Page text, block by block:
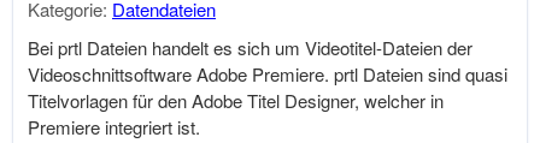
Kategorie: Datendateien
Bei prtl Dateien handelt es sich um Videotitel-Dateien der
Videoschnittsoftware Adobe Premiere. prtl Dateien sind quasi
Titelvorlagen für den Adobe Titel Designer, welcher in
Premiere integriert ist.